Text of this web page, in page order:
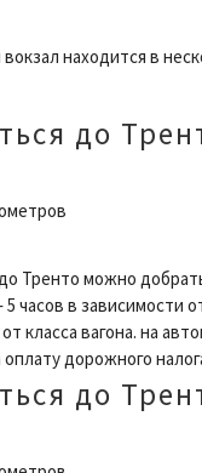
находится в
до
Тренто можно
часов в зависимости
класса вагона. на
оплату дорожного
до